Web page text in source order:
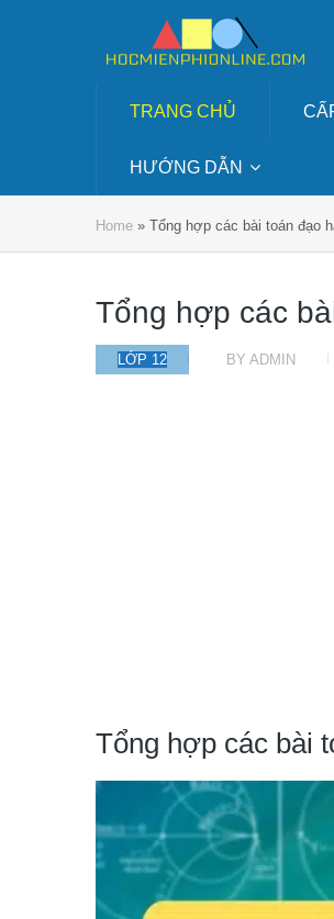
TRANG CHỦ
HƯỚNG DẪN
Home » Tổng hợp các bài toán đạo
Tổng hợp các
LỚP 12 BY ADMIN
Tổng hợp các bài